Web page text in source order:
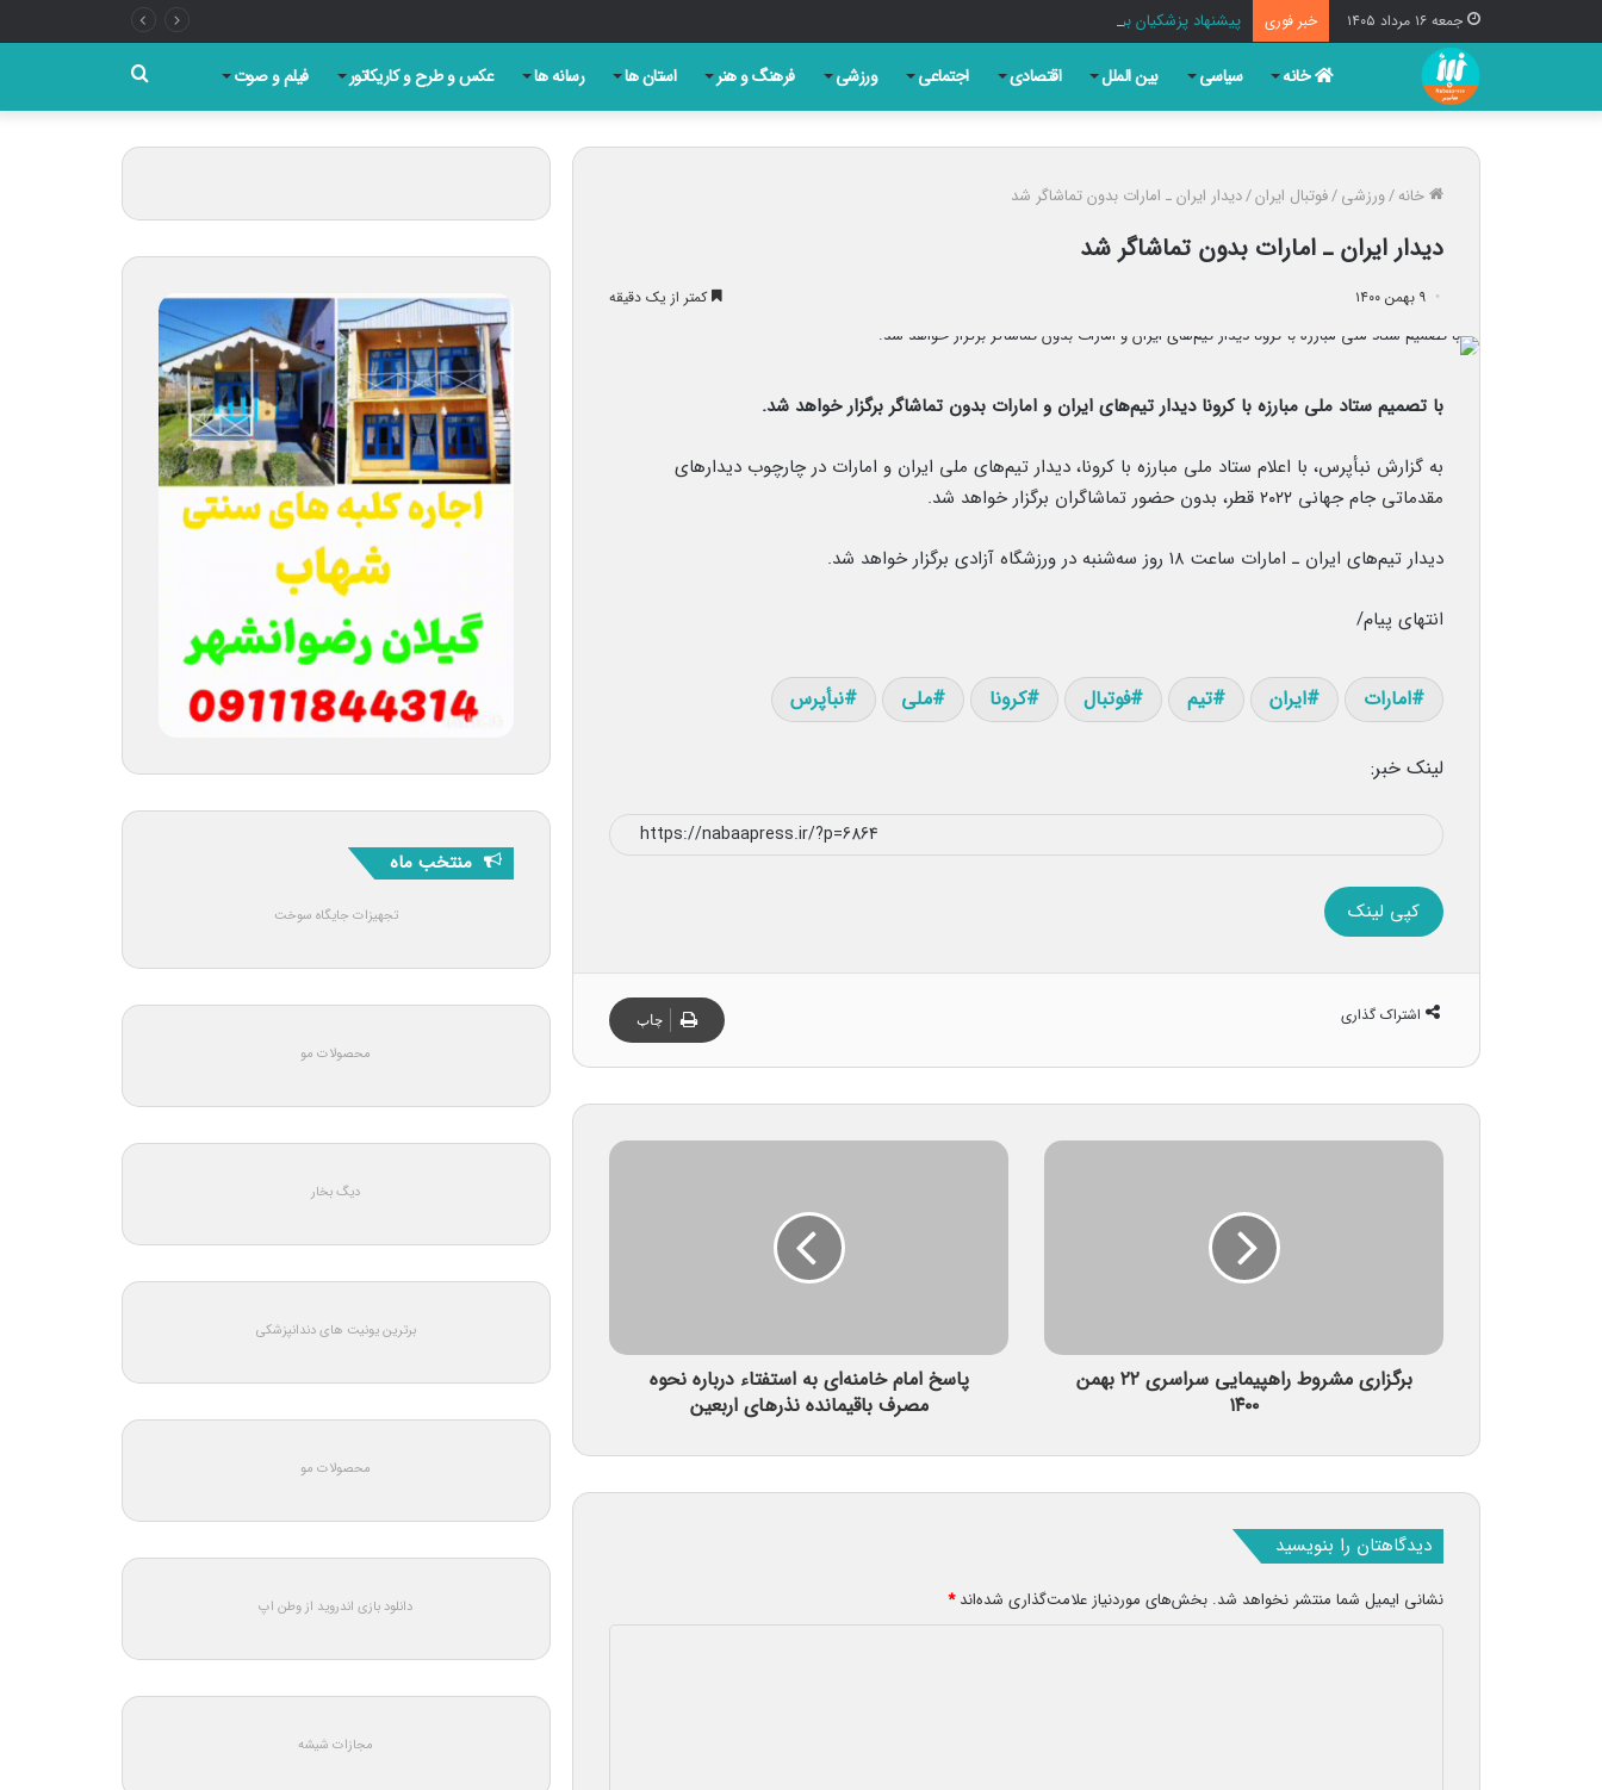
جمعه ۱۶ مرداد ۱۴۰۵ خبر فوری پیشنهاد پزشکیان برای نامگذاری روز تبریز به بهانه سالروز مشروطه
خانه سیاسی بین الملل اقتصادی اجتماعی ورزشی فرهنگ و هنر استان ها رسانه ها عکس و طرح و کاریکاتور فیلم و صوت
برای
خانه/ورزشی/فوتبال ایران/دیدار ایران ـ امارات بدون تماشاگر شد
دیدار ایران ـ امارات بدون تماشاگر شد
۹ بهمن ۱۴۰۰ کمتر از یک دقیقه
با تصمیم ستاد ملی مبارزه با کرونا دیدار تیم‌های ایران و امارات بدون تماشاگر برگزار خواهد شد.
به گزارش نبأپرس، با اعلام ستاد ملی مبارزه با کرونا، دیدار تیم‌های ملی ایران و امارات در چارچوب دیدارهای
مقدماتی جام جهانی ۲۰۲۲ قطر، بدون حضور تماشاگران برگزار خواهد شد.
دیدار تیم‌های ایران ـ امارات ساعت ۱۸ روز سه‌شنبه در ورزشگاه آزادی برگزار خواهد شد.
انتهای پیام/
امارات ایران تیم فوتبال کرونا ملی نبأپرس
لینک خبر:
کپی لینک
اشتراک گذاری چاپ
برگزاری مشروط راهپیمایی سراسری ۲۲ بهمن
۱۴۰۰
پاسخ امام خامنه‌ای به استفتاء درباره نحوه
مصرف باقیمانده نذرهای اربعین
دیدگاهتان را بنویسید
نشانی ایمیل شما منتشر نخواهد شد. بخش‌های موردنیاز علامت‌گذاری شده‌اند*
منتخب ماه
تجهیزات جایگاه سوخت
محصولات مو
دیگ بخار
برترین یونیت های دندانپزشکی
محصولات مو
دانلود بازی اندروید از وطن اپ
مجازات شیشه